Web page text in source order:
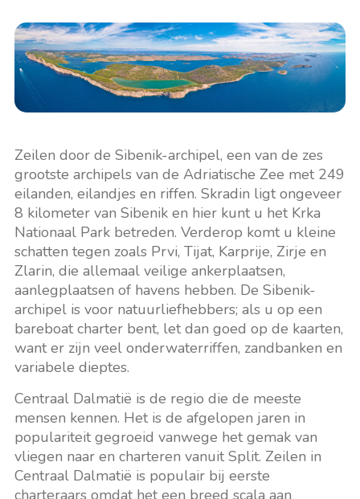
Zeilen door de Sibenik-archipel, een van de zes
grootste archipels van de Adriatische Zee met 249
eilanden, eilandjes en riffen. Skradin ligt ongeveer
8 kilometer van Sibenik en hier kunt u het Krka
Nationaal Park betreden. Verderop komt u kleine
schatten tegen zoals Prvi, Tijat, Karprije, Zirje en
Zlarin, die allemaal veilige ankerplaatsen,
aanlegplaatsen of havens hebben. De Sibenik-
archipel is voor natuurliefhebbers; als u op een
bareboat charter bent, let dan goed op de kaarten,
want er zijn veel onderwaterriffen, zandbanken en
variabele dieptes.
Centraal Dalmatië is de regio die de meeste
mensen kennen. Het is de afgelopen jaren in
populariteit gegroeid vanwege het gemak van
vliegen naar en charteren vanuit Split. Zeilen in
Centraal Dalmatië is populair bij eerste
charteraars omdat het een breed scala aan